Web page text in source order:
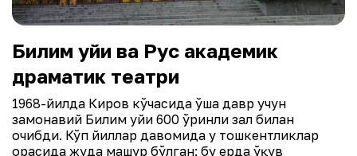
Билим уйи ва Рус академик
драматик театри
1968-йилда Киров кўчасида ўша давр учун
замонавий Билим уйи 600 ўринли зал билан
очибди. Кўп йиллар давомида у тошкентликлар
орасида жуда машҳур бўлган: бу ерда ўқув